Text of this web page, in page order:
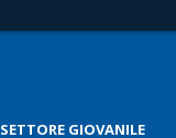
SETTORE GIOVANILE